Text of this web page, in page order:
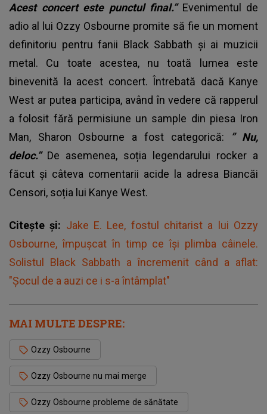
Acest concert este punctul final.” Evenimentul de
adio al lui Ozzy Osbourne promite să fie un moment
definitoriu pentru fanii Black Sabbath și ai muzicii
metal. Cu toate acestea, nu toată lumea este
binevenită la acest concert. Întrebată dacă Kanye
West ar putea participa, având în vedere că rapperul
a folosit fără permisiune un sample din piesa Iron
Man, Sharon Osbourne a fost categorică:
” Nu,
deloc.” De asemenea, soția legendarului rocker a
făcut și câteva comentarii acide la adresa Biancăi
Censori, soția lui Kanye West.
Citește și: Jake E. Lee, fostul chitarist a lui Ozzy
Osbourne, împuşcat în timp ce îşi plimba câinele.
Solistul Black Sabbath a încremenit când a aflat:
"Șocul de a auzi ce i s-a întâmplat"
MAI MULTE DESPRE:
Ozzy Osbourne
Ozzy Osbourne nu mai merge
Ozzy Osbourne probleme de sănătate